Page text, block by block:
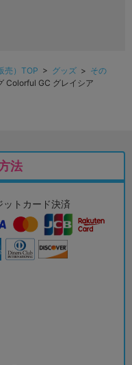
売）TOP > グッズ > その
Colorful GC グレイシア
法
ットカード決済